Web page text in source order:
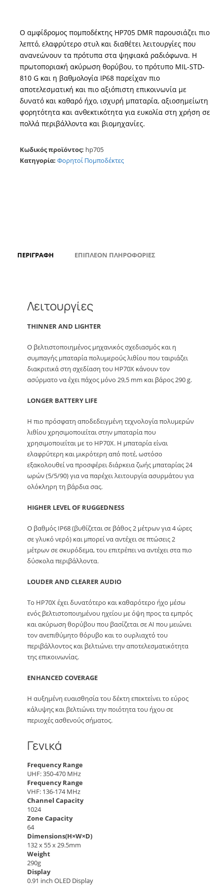
Ο αμφίδρομος πομποδέκτης HP705 DMR παρουσιάζει πιο
λεπτό, ελαφρύτερο στυλ και διαθέτει λειτουργίες που
ανανεώνουν τα πρότυπα στα ψηφιακά ραδιόφωνα. Η
πρωτοποριακή ακύρωση θορύβου, το πρότυπο MIL-STD-
810 G και η βαθμολογία IP68 παρείχαν πιο
αποτελεσματική και πιο αξιόπιστη επικοινωνία με
δυνατό και καθαρό ήχο, ισχυρή μπαταρία, αξιοσημείωτη
φορητότητα και ανθεκτικότητα για ευκολία στη χρήση σε
πολλά περιβάλλοντα και βιομηχανίες.
Κωδικός προϊόντος: hp705
Κατηγορία: Φορητοί Πομποδέκτες
ΠΕΡΙΓΡΑΦΉ ΕΠΙΠΛΈΟΝ ΠΛΗΡΟΦΟΡΊΕΣ
Λειτουργίες
THINNER AND LIGHTER
Ο βελτιστοποιημένος μηχανικός σχεδιασμός και η
συμπαγής μπαταρία πολυμερούς λιθίου που ταιριάζει
διακριτικά στη σχεδίαση του HP70X κάνουν τον
ασύρματο να έχει πάχος μόνο 29,5 mm και βάρος 290 g.
LONGER BATTERY LIFE
Η πιο πρόσφατη αποδεδειγμένη τεχνολογία πολυμερών
λιθίου χρησιμοποιείται στην μπαταρία που
χρησιμοποιείται με το HP70X. Η μπαταρία είναι
ελαφρύτερη και μικρότερη από ποτέ, ωστόσο
εξακολουθεί να προσφέρει διάρκεια ζωής μπαταρίας 24
ωρών (5/5/90) για να παρέχει λειτουργία ασυρμάτου για
ολόκληρη τη βάρδια σας.
HIGHER LEVEL OF RUGGEDNESS
Ο βαθμός IP68 (βυθίζεται σε βάθος 2 μέτρων για 4 ώρες
σε γλυκό νερό) και μπορεί να αντέχει σε πτώσεις 2
μέτρων σε σκυρόδεμα, του επιτρέπει να αντέχει στα πιο
δύσκολα περιβάλλοντα.
LOUDER AND CLEARER AUDIO
Το HP70X έχει δυνατότερο και καθαρότερο ήχο μέσω
ενός βελτιστοποιημένου ηχείου με όψη προς τα εμπρός
και ακύρωση θορύβου που βασίζεται σε AI που μειώνει
τον ανεπιθύμητο θόρυβο και το ουρλιαχτό του
περιβάλλοντος και βελτιώνει την αποτελεσματικότητα
της επικοινωνίας.
ENHANCED COVERAGE
Η αυξημένη ευαισθησία του δέκτη επεκτείνει το εύρος
κάλυψης και βελτιώνει την ποιότητα του ήχου σε
περιοχές ασθενούς σήματος.
Γενικά
Frequency Range
UHF: 350-470 MHz
Frequency Range
VHF: 136-174 MHz
Channel Capacity
1024
Zone Capacity
64
Dimensions(H×W×D)
132 x 55 x 29.5mm
Weight
290g
Display
0.91 inch OLED Display